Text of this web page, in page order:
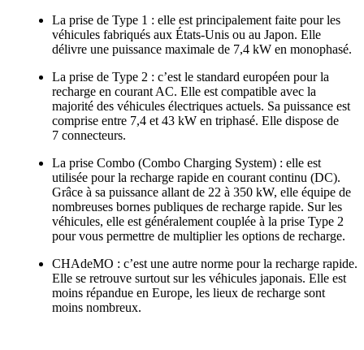
La prise de Type 1 : elle est principalement faite pour les
véhicules fabriqués aux États-Unis ou au Japon. Elle
délivre une puissance maximale de 7,4 kW en monophasé.
La prise de Type 2 : c’est le standard européen pour la
recharge en courant AC. Elle est compatible avec la
majorité des véhicules électriques actuels. Sa puissance est
comprise entre 7,4 et 43 kW en triphasé. Elle dispose de
7 connecteurs.
La prise Combo (Combo Charging System) : elle est
utilisée pour la recharge rapide en courant continu (DC).
Grâce à sa puissance allant de 22 à 350 kW, elle équipe de
nombreuses bornes publiques de recharge rapide. Sur les
véhicules, elle est généralement couplée à la prise Type 2
pour vous permettre de multiplier les options de recharge.
CHAdeMO : c’est une autre norme pour la recharge rapide.
Elle se retrouve surtout sur les véhicules japonais. Elle est
moins répandue en Europe, les lieux de recharge sont
moins nombreux.